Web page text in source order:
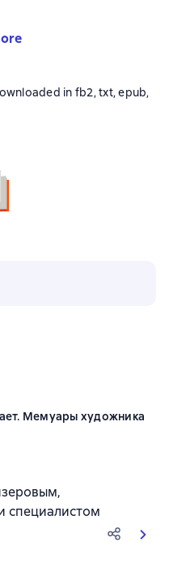
in fb2, txt, epub,
Мемуары художника
на основе 15 оценок
специалистом